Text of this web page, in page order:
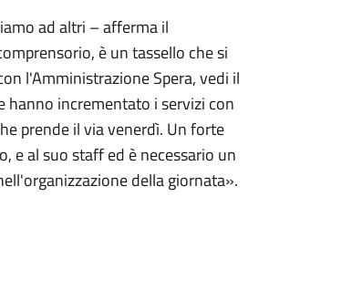
ad altri – afferma il
è un tassello che si
l'Amministrazione Spera, vedi il
hanno incrementato i servizi con
prende il via venerdì. Un forte
e al suo staff ed è necessario un
della giornata».